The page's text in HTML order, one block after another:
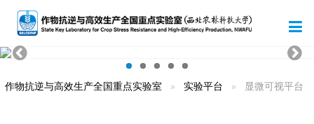
作物抗逆与高效生产全国重点实验室 实验平台 显微可视平台